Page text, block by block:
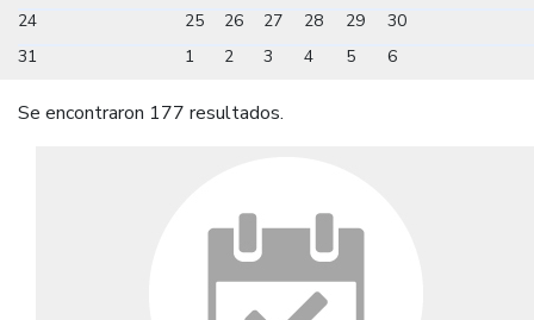
24
25 26 27 28 29
30
31
1 2 3 4 5 6
Se encontraron 177 resultados.